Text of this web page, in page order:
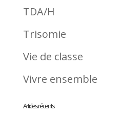
TDA/H
Trisomie
Vie de classe
Vivre ensemble
Articles récents